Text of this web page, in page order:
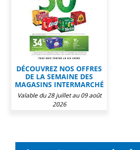
DÉCOUVREZ NOS OFFRES
DE LA SEMAINE DES
MAGASINS INTERMARCHÉ
Valable du 28 juillet au 09 août
2026